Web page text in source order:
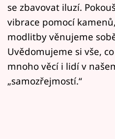
Mámy sobě
Přihlášení
Sledujte nás
se zbavovat iluzí.
vibrace pomocí
modlitby věnujeme
Uvědomujeme si vše,
mnoho věcí i lidí v
„samozřejmostí.“